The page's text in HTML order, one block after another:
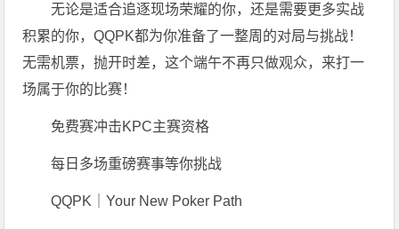
无论是适合追逐现场荣耀的你，还是需要更多实战
积累的你，QQPK都为你准备了一整周的对局与挑战！
无需机票，抛开时差，这个端午不再只做观众，来打一
场属于你的比赛！
免费赛冲击KPC主赛资格
每日多场重磅赛事等你挑战
QQPK｜Your New Poker Path